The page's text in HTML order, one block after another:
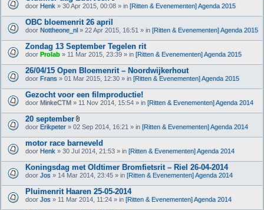
B
j
a
g
e
(
)
door Henk » 30 Apr 2015, 00:08 » in [Ritten & Evenementen] Agenda 2015
OBC bloemenrit 26 april
door Nottheone_nl » 22 Apr 2015, 16:51 » in [Ritten & Evenementen] Agenda 2015
Zondag 13 September Tegelen rit
door Prolab » 11 Mar 2015, 23:39 » in [Ritten & Evenementen] Agenda 2015
26/04/15 Open Bloemenrit – Noordwijkerhout
door Frans » 01 Mar 2015, 12:30 » in [Ritten & Evenementen] Agenda 2015
Gezocht voor een filmproductie!
door MinkeCTM » 11 Nov 2014, 15:54 » in [Ritten & Evenementen] Agenda 2014
20 september
B
j
l
a
g
e
(
)
door Erikpeter » 02 Sep 2014, 16:21 » in [Ritten & Evenementen] Agenda 2014
motor race barneveld
door Henk » 30 Jul 2014, 21:53 » in [Ritten & Evenementen] Agenda 2014
Koningsdag met Oldtimer Bromfietsrit – Riel 26-04-2014
door Jos » 14 Mar 2014, 23:45 » in [Ritten & Evenementen] Agenda 2014
Pluimenrit Haaren 25-05-2014
door Jos » 11 Mar 2014, 11:24 » in [Ritten & Evenementen] Agenda 2014